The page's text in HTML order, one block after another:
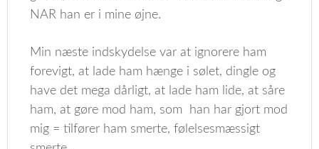
NAR han er i mine øjne.
Min næste indskydelse var at ignorere ham
forevigt, at lade ham hænge i sølet, dingle og
have det mega dårligt, at lade ham lide, at såre
ham, at gøre mod ham, som han har gjort mod
mig = tilfører ham smerte, følelsesmæssigt